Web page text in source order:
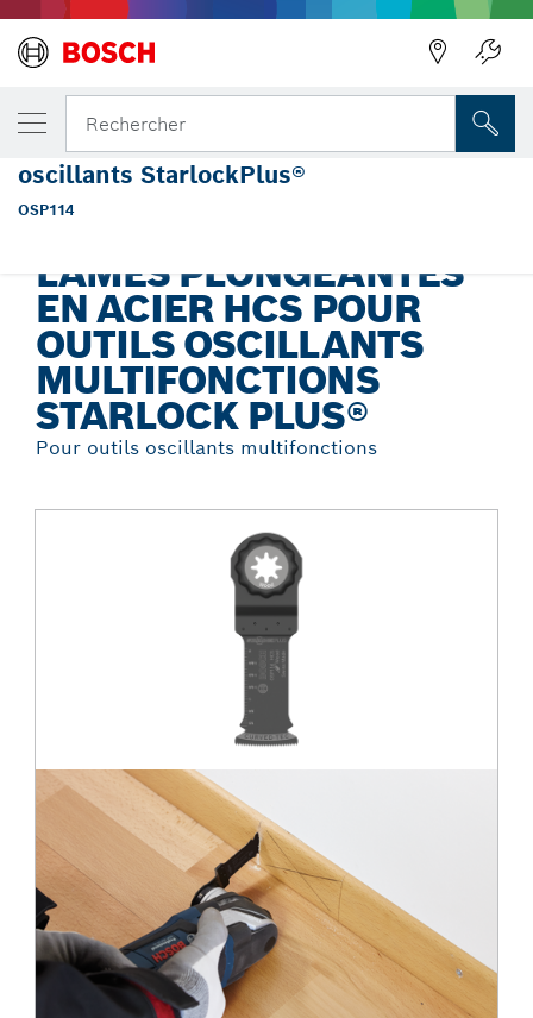
Rechercher
...
Lames plongeantes en acier HCS pour outils oscillants
LAMES PLONGEANTES
EN ACIER HCS POUR
OUTILS OSCILLANTS
MULTIFONCTIONS
STARLOCK PLUS®
Pour outils oscillants multifonctions
VOTRE VARIANTE SÉLECTIONNÉE
Lame plongeante en acier à haute teneur
carbone de 1-1/4 po pour outils
oscillants StarlockPlus®
OSP114